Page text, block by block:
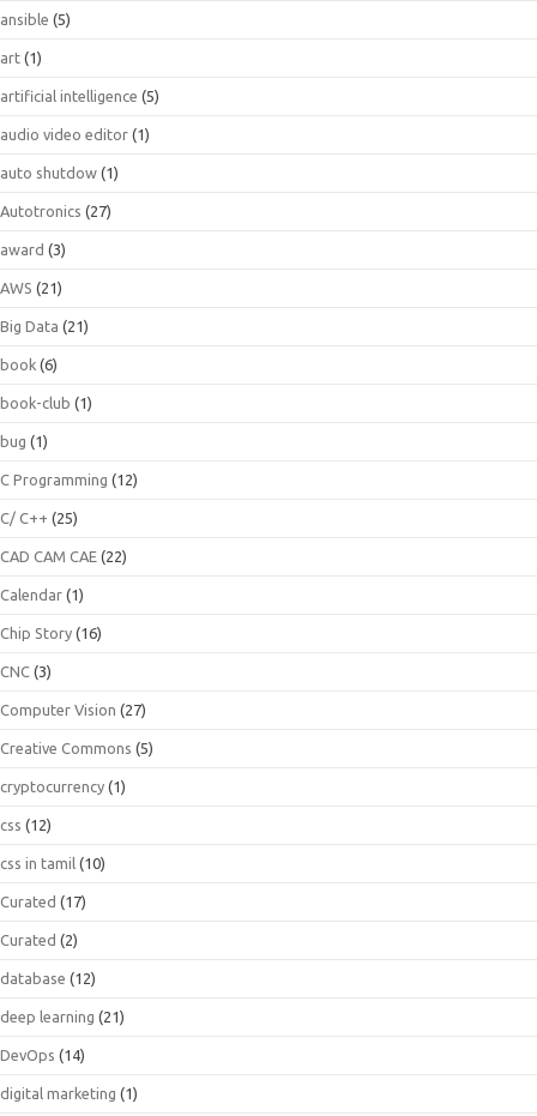
ansible (5)
art (1)
artificial intelligence (5)
audio video editor (1)
auto shutdow (1)
Autotronics (27)
award (3)
AWS (21)
Big Data (21)
book (6)
book-club (1)
bug (1)
C Programming (12)
C/ C++ (25)
CAD CAM CAE (22)
Calendar (1)
Chip Story (16)
CNC (3)
Computer Vision (27)
Creative Commons (5)
cryptocurrency (1)
css (12)
css in tamil (10)
Curated (17)
Curated (2)
database (12)
deep learning (21)
DevOps (14)
digital marketing (1)